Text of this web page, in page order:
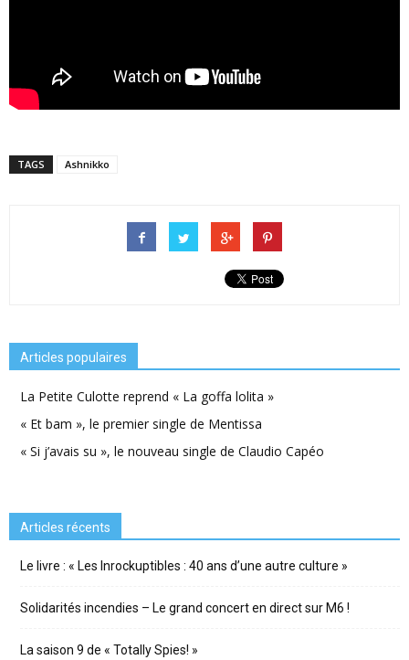
TAGS Ashnikko
Articles populaires
La Petite Culotte reprend « La goffa lolita »
« Et bam », le premier single de Mentissa
« Si j’avais su », le nouveau single de Claudio Capéo
Articles récents
Le livre : « Les Inrockuptibles : 40 ans d’une autre culture »
Solidarités incendies – Le grand concert en direct sur M6 !
La saison 9 de « Totally Spies! »